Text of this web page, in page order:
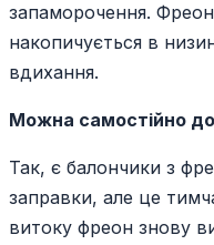
запаморочення.
накопичується в
вдихання.
Можна самостійно
Так, є балончики з
заправки, але це
витоку фреон знову